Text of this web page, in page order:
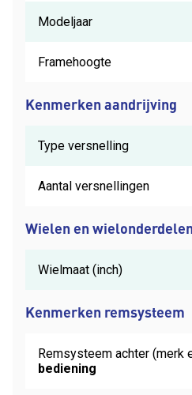
Modeljaar
Framehoogte
Kenmerken aandrijving
Type versnelling
Aantal versnellingen
Wielen en wielonderdelen
Wielmaat (inch)
Kenmerken remsysteem
Remsysteem achter (merk
bediening